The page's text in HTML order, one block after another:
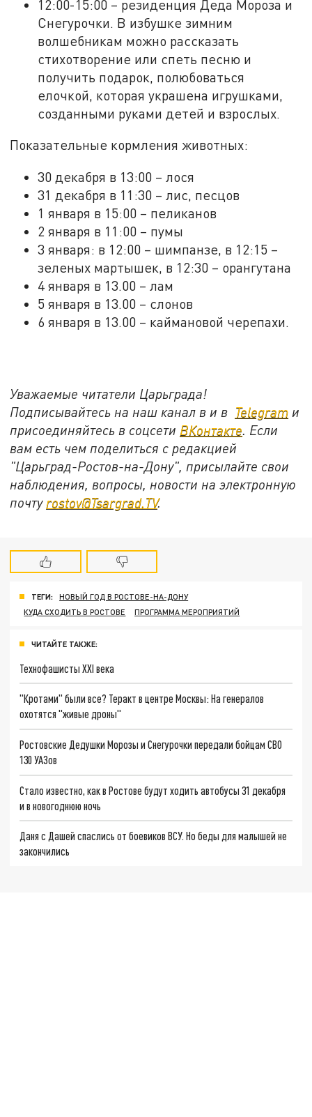
12:00-15:00 – резиденция Деда Мороза и
Снегурочки. В избушке зимним
волшебникам можно рассказать
стихотворение или спеть песню и
получить подарок, полюбоваться
елочкой, которая украшена игрушками,
созданными руками детей и взрослых.
Показательные кормления животных:
30 декабря в 13:00 – лося
31 декабря в 11:30 – лис, песцов
1 января в 15:00 – пеликанов
2 января в 11:00 – пумы
3 января: в 12:00 – шимпанзе, в 12:15 –
зеленых мартышек, в 12:30 – орангутана
4 января в 13.00 – лам
5 января в 13.00 – слонов
6 января в 13.00 – каймановой черепахи.
Уважаемые читатели Царьграда!
Подписывайтесь на наш канал в и в Telegram и
присоединяйтесь в соцсети ВКонтакте. Если
вам есть чем поделиться с редакцией
"Царьград-Ростов-на-Дону", присылайте свои
наблюдения, вопросы, новости на электронную
почту rostov@Tsargrad.ТV.
ТЕГИ:
НОВЫЙ ГОД В РОСТОВЕ-НА-ДОНУ
КУДА СХОДИТЬ В РОСТОВЕ
ПРОГРАММА МЕРОПРИЯТИЙ
ЧИТАЙТЕ ТАКЖЕ:
Технофашисты XXI века
"Кротами" были все? Теракт в центре Москвы: На генералов
охотятся "живые дроны"
Ростовские Дедушки Морозы и Снегурочки передали бойцам СВО
130 УАЗов
Стало известно, как в Ростове будут ходить автобусы 31 декабря
и в новогоднюю ночь
Даня с Дашей спаслись от боевиков ВСУ. Но беды для малышей не
закончились